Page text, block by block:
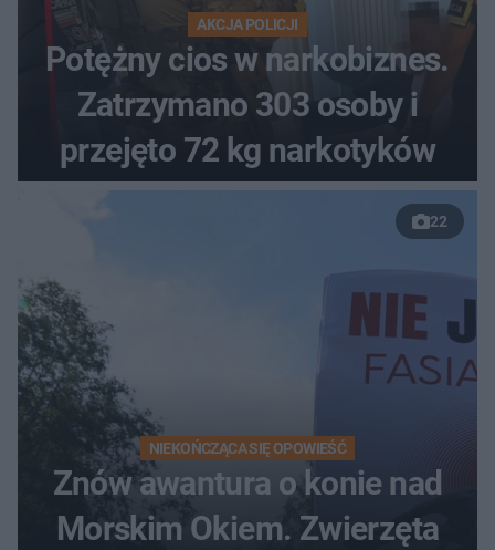
AKCJA POLICJI
Potężny cios w narkobiznes.
Zatrzymano 303 osoby i
przejęto 72 kg narkotyków
22
NIEKOŃCZĄCA SIĘ OPOWIEŚĆ
Znów awantura o konie nad
Morskim Okiem. Zwierzęta